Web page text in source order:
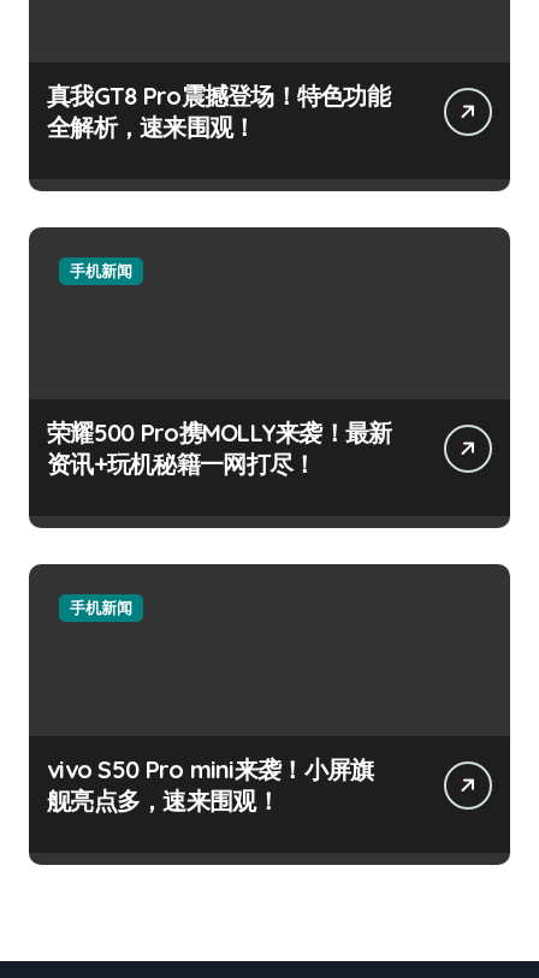
真我GT8 Pro震撼登场！特色功能
全解析，速来围观！
手机新闻
荣耀500 Pro携MOLLY来袭！最新
资讯+玩机秘籍一网打尽！
手机新闻
vivo S50 Pro mini来袭！小屏旗
舰亮点多，速来围观！